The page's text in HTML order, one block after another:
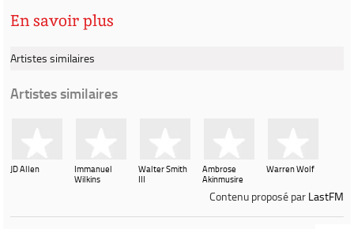
En savoir plus
Artistes similaires
Artistes similaires
JD Allen
Immanuel
Wilkins
Walter Smith
III
Ambrose
Akinmusire
Warren Wolf
Contenu proposé par LastFM